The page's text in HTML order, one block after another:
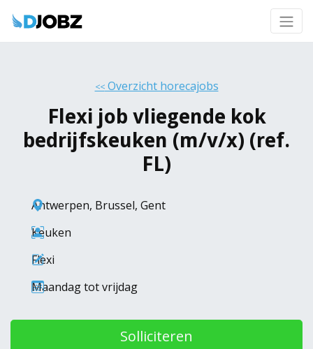
<<Overzicht horecajobs
Flexi job vliegende kok
bedrijfskeuken (m/v/x) (ref.
FL)
Antwerpen, Brussel, Gent
Keuken
Flexi
Maandag tot vrijdag
Solliciteren